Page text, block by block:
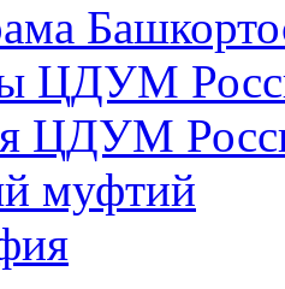
ЦДУМ
ЦДУМ
муфтий